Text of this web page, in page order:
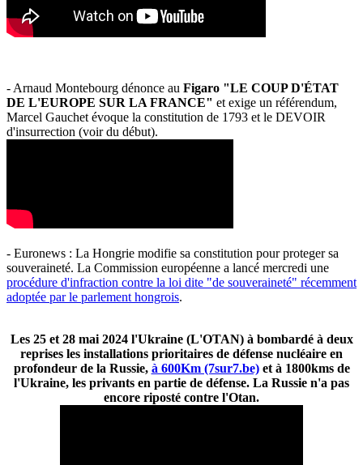
- Arnaud Montebourg dénonce au Figaro "LE COUP D'ÉTAT
DE L'EUROPE SUR LA FRANCE" et exige un référendum,
Marcel Gauchet évoque la constitution de 1793 et le DEVOIR
d'insurrection (voir du début).
- Euronews : La Hongrie modifie sa constitution pour proteger sa
souveraineté. La Commission européenne a lancé mercredi une
procédure d'infraction contre la loi dite "de souveraineté" récemment
adoptée par le parlement hongrois.
Les 25 et 28 mai 2024 l'Ukraine (L'OTAN) à bombardé à deux
reprises les installations prioritaires de défense nucléaire en
profondeur de la Russie, à 600Km (7sur7.be)et à 1800kms de
l'Ukraine, les privants en partie de défense. La Russie n'a pas
encore riposté contre l'Otan.